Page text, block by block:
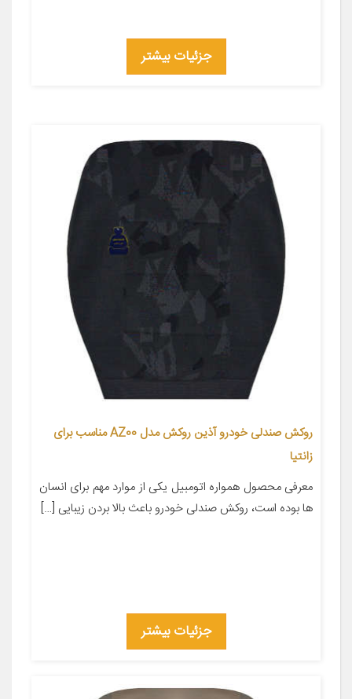
جزئیات بیشتر
روکش صندلی خودرو آذین روکش مدل AZ00 مناسب برای
زانتیا
معرفی محصول همواره اتومبیل یکی از موارد مهم برای انسان
ها بوده است، روکش صندلی خودرو باعث بالا بردن زیبایی […]
جزئیات بیشتر